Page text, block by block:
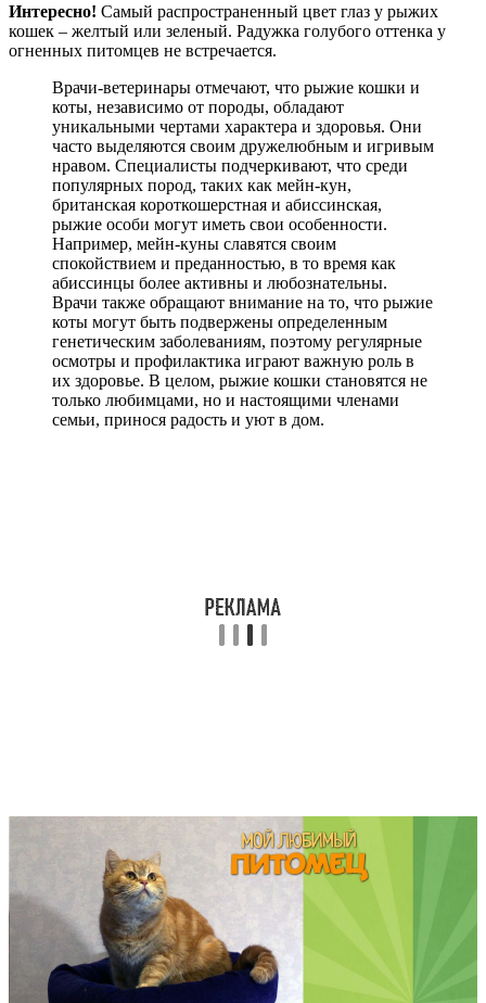
Интересно! Самый распространенный цвет глаз у рыжих
кошек – желтый или зеленый. Радужка голубого оттенка у
огненных питомцев не встречается.
Врачи-ветеринары отмечают, что рыжие кошки и
коты, независимо от породы, обладают
уникальными чертами характера и здоровья. Они
часто выделяются своим дружелюбным и игривым
нравом. Специалисты подчеркивают, что среди
популярных пород, таких как мейн-кун,
британская короткошерстная и абиссинская,
рыжие особи могут иметь свои особенности.
Например, мейн-куны славятся своим
спокойствием и преданностью, в то время как
абиссинцы более активны и любознательны.
Врачи также обращают внимание на то, что рыжие
коты могут быть подвержены определенным
генетическим заболеваниям, поэтому регулярные
осмотры и профилактика играют важную роль в
их здоровье. В целом, рыжие кошки становятся не
только любимцами, но и настоящими членами
семьи, принося радость и уют в дом.